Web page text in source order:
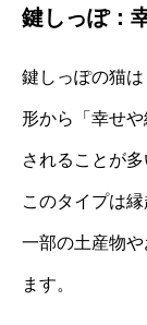
鍵しっぽ：
鍵しっぽの猫
形から「幸せ
されることが
このタイプは
一部の土産物
ます。